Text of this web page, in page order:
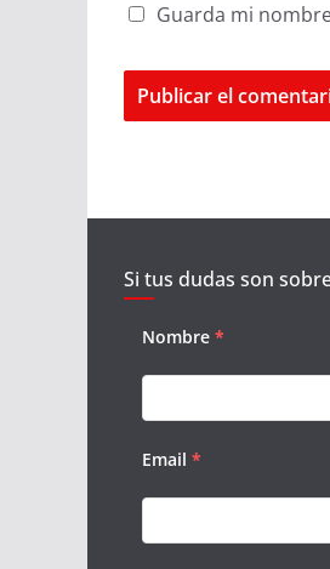
Guarda mi
Si tus dudas son
Nombre *
Email *